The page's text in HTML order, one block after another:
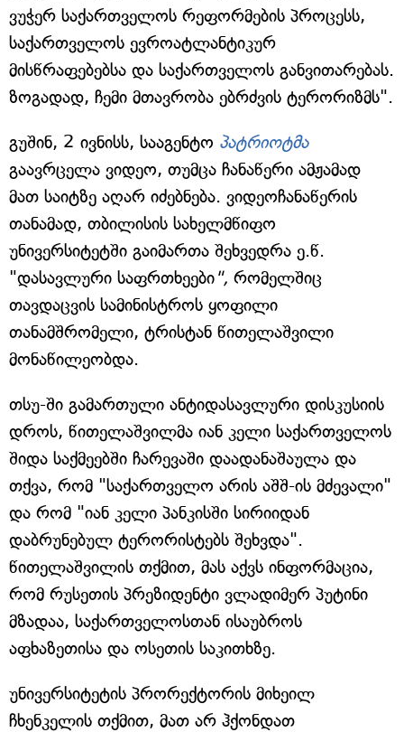
ვუჭერ საქართველოს რეფორმების პროცესს,
საქართველოს ევროატლანტიკურ
მისწრაფებებსა და საქართველოს განვითარებას.
ზოგადად, ჩემი მთავრობა ებრძვის ტერორიზმს".
გუშინ, 2 ივნისს, სააგენტო პატრიოტმა
გაავრცელა ვიდეო, თუმცა ჩანაწერი ამჟამად
მათ საიტზე აღარ იძებნება. ვიდეოჩანაწერის
თანამად, თბილისის სახელმწიფო
უნივერსიტეტში გაიმართა შეხვედრა ე.წ.
"დასავლური საფრთხეები", რომელშიც
თავდაცვის სამინისტროს ყოფილი
თანამშრომელი, ტრისტან წითელაშვილი
მონაწილეობდა.
თსუ-ში გამართული ანტიდასავლური დისკუსიის
დროს, წითელაშვილმა იან კელი საქართველოს
შიდა საქმეებში ჩარევაში დაადანაშაულა და
თქვა, რომ "საქართველო არის აშშ-ის მძევალი"
და რომ "იან კელი პანკისში სირიიდან
დაბრუნებულ ტერორისტებს შეხვდა".
წითელაშვილის თქმით, მას აქვს ინფორმაცია,
რომ რუსეთის პრეზიდენტი ვლადიმერ პუტინი
მზადაა, საქართველოსთან ისაუბროს
აფხაზეთისა და ოსეთის საკითხზე.
უნივერსიტეტის პრორექტორის მიხეილ
ჩხენკელის თქმით, მათ არ ჰქონდათ